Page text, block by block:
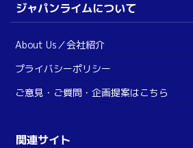
ジャパンライムについて
About Us／会社紹介
プライバシーポリシー
ご意見・ご質問・企画提案はこちら
関連サイト